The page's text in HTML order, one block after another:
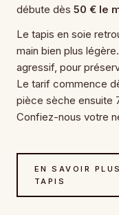
débute dès 50 € le
Le tapis en soie
main bien plus
agressif, pour
Le tarif commence
pièce sèche ensuite
Confiez-nous votre
EN SAVOIR
TAPIS